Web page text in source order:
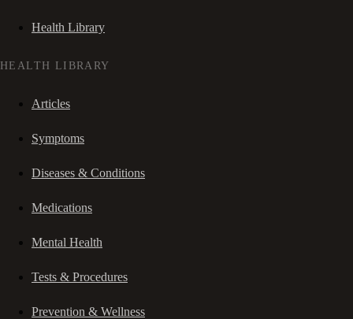
Health Library
HEALTH LIBRARY
Articles
Symptoms
Diseases & Conditions
Medications
Mental Health
Tests & Procedures
Prevention & Wellness